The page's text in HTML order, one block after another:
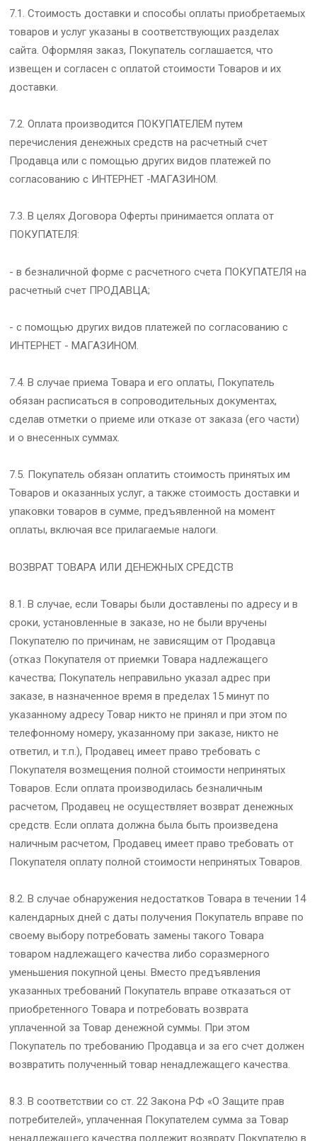
7.1. Стоимость доставки и способы оплаты приобретаемых
товаров и услуг указаны в соответствующих разделах
сайта. Оформляя заказ, Покупатель соглашается, что
извещен и согласен с оплатой стоимости Товаров и их
доставки.
7.2. Оплата производится ПОКУПАТЕЛЕМ путем
перечисления денежных средств на расчетный счет
Продавца или с помощью других видов платежей по
согласованию с ИНТЕРНЕТ -МАГАЗИНОМ.
7.3. В целях Договора Оферты принимается оплата от
ПОКУПАТЕЛЯ:
- в безналичной форме с расчетного счета ПОКУПАТЕЛЯ на
расчетный счет ПРОДАВЦА;
- с помощью других видов платежей по согласованию с
ИНТЕРНЕТ - МАГАЗИНОМ.
7.4. В случае приема Товара и его оплаты, Покупатель
обязан расписаться в сопроводительных документах,
сделав отметки о приеме или отказе от заказа (его части)
и о внесенных суммах.
7.5. Покупатель обязан оплатить стоимость принятых им
Товаров и оказанных услуг, а также стоимость доставки и
упаковки товаров в сумме, предъявленной на момент
оплаты, включая все прилагаемые налоги.
ВОЗВРАТ ТОВАРА ИЛИ ДЕНЕЖНЫХ СРЕДСТВ
8.1. В случае, если Товары были доставлены по адресу и в
сроки, установленные в заказе, но не были вручены
Покупателю по причинам, не зависящим от Продавца
(отказ Покупателя от приемки Товара надлежащего
качества; Покупатель неправильно указал адрес при
заказе, в назначенное время в пределах 15 минут по
указанному адресу Товар никто не принял и при этом по
телефонному номеру, указанному при заказе, никто не
ответил, и т.п.), Продавец имеет право требовать с
Покупателя возмещения полной стоимости непринятых
Товаров. Если оплата производилась безналичным
расчетом, Продавец не осуществляет возврат денежных
средств. Если оплата должна была быть произведена
наличным расчетом, Продавец имеет право требовать от
Покупателя оплату полной стоимости непринятых Товаров.
8.2. В случае обнаружения недостатков Товара в течении 14
календарных дней с даты получения Покупатель вправе по
своему выбору потребовать замены такого Товара
товаром надлежащего качества либо соразмерного
уменьшения покупной цены. Вместо предъявления
указанных требований Покупатель вправе отказаться от
приобретенного Товара и потребовать возврата
уплаченной за Товар денежной суммы. При этом
Покупатель по требованию Продавца и за его счет должен
возвратить полученный товар ненадлежащего качества.
8.3. В соответствии со ст. 22 Закона РФ «О Защите прав
потребителей», уплаченная Покупателем сумма за Товар
ненадлежащего качества подлежит возврату Покупателю в